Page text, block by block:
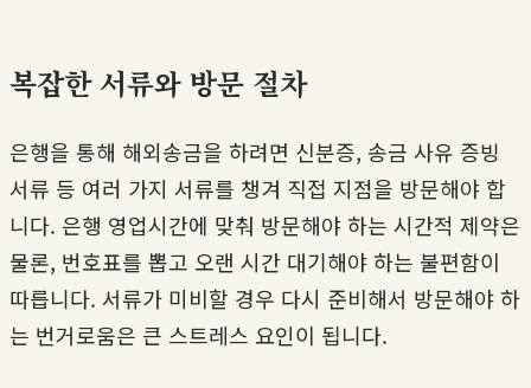
복잡한 서류와 방문 절차
은행을 통해 해외송금을 하려면 신분증, 송금 사유 증빙
서류 등 여러 가지 서류를 챙겨 직접 지점을 방문해야 합
니다. 은행 영업시간에 맞춰 방문해야 하는 시간적 제약은
물론, 번호표를 뽑고 오랜 시간 대기해야 하는 불편함이
따릅니다. 서류가 미비할 경우 다시 준비해서 방문해야 하
는 번거로움은 큰 스트레스 요인이 됩니다.